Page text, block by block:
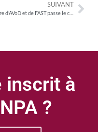
SUIVANT
L’offre d’AVoD et de FAST passe le cap des 300 chaînes disponibles en français
inscrit à
?